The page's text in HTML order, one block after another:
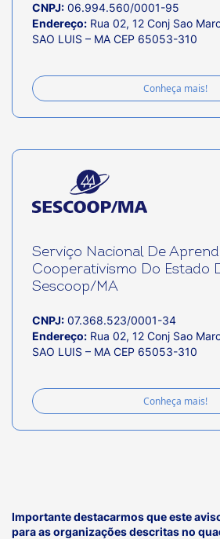
CNPJ: 06.994.560/0001-95
Endereço: Rua 02, 12 Conj Sao
SAO LUIS – MA CEP 65053-310
Conheça mais!
Serviço Nacional De
Cooperativismo Do Estado
Sescoop/MA
CNPJ: 07.368.523/0001-34
Endereço: Rua 02, 12 Conj Sao
SAO LUIS – MA CEP 65053-310
Conheça mais!
Importante destacarmos que este
para as organizações descritas no